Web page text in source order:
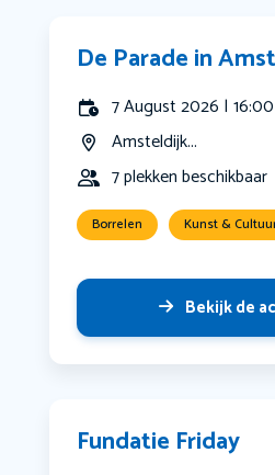
De Parade in
7 August 2026 | 16:00
Amsteldijk...
7 plekken beschikbaar
Borrelen Kunst &
Bekijk de
Fundatie Friday